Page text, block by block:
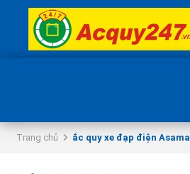
Trang chủ ắc quy xe đạp điện Asama